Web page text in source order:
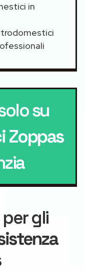
in
su
Zoppas
gli